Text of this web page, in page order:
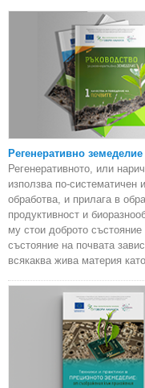
Регенеративно земеделие
Регенеративното, или
използва по-систематичен
обработва, и прилага в
продуктивност и
му стои доброто
състояние на почвата
всякаква жива материя